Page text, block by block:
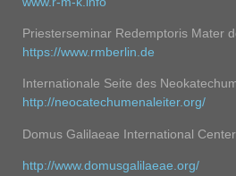
Priesterseminar Redemptoris Mater
https://www.rmberlin.de
Internationale Seite des
http://neocatechumenaleiter.org/
Domus Galilaeae International Center
http://www.domusgalilaeae.org/